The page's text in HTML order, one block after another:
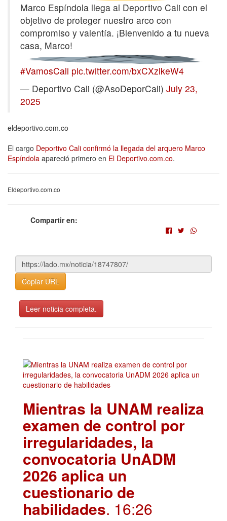
Marco Espíndola llega al Deportivo Cali con el
objetivo de proteger nuestro arco con
compromiso y valentía. ¡Bienvenido a tu nueva
casa, Marco!
#VamosCali pic.twitter.com/bxCXzlkeW4
— Deportivo Cali (@AsoDeporCali) July 23,
2025
eldeportivo.com.co
El cargo Deportivo Cali confirmó la llegada del arquero Marco
Espíndola apareció primero en El Deportivo.com.co.
Eldeportivo.com.co
Compartir en:
Copiar URL
Leer noticia completa.
Mientras la UNAM realiza
examen de control por
irregularidades, la
convocatoria UnADM
2026 aplica un
cuestionario de
habilidades. 16:26